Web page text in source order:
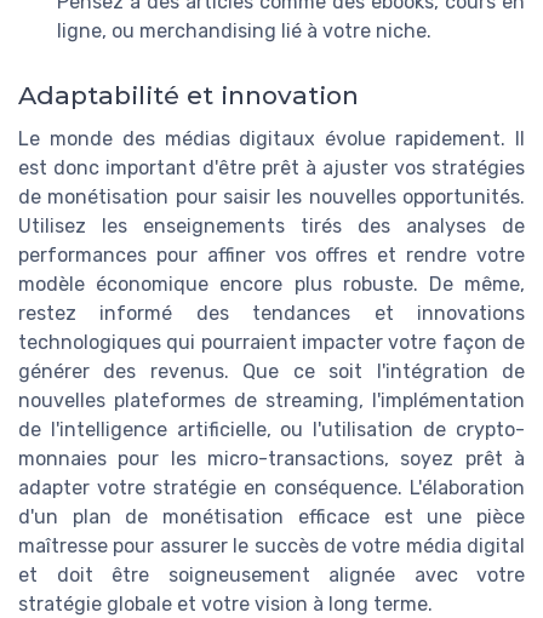
ligne, ou merchandising lié à votre niche.
Adaptabilité et innovation
Le monde des médias digitaux évolue rapidement. Il
est donc important d'être prêt à ajuster vos stratégies
de monétisation pour saisir les nouvelles opportunités.
Utilisez les enseignements tirés des analyses de
performances pour affiner vos offres et rendre votre
modèle économique encore plus robuste. De même,
restez informé des tendances et innovations
technologiques qui pourraient impacter votre façon de
générer des revenus. Que ce soit l'intégration de
nouvelles plateformes de streaming, l'implémentation
de l'intelligence artificielle, ou l'utilisation de crypto-
monnaies pour les micro-transactions, soyez prêt à
adapter votre stratégie en conséquence. L'élaboration
d'un plan de monétisation efficace est une pièce
maîtresse pour assurer le succès de votre média digital
et doit être soigneusement alignée avec votre
stratégie globale et votre vision à long terme.